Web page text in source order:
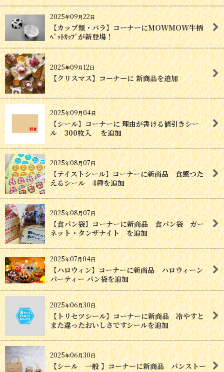
2025年09月22日
【カップ類・バラ】コーナーにMOWMOW牛柄
ﾍﾟｯﾄｶｯﾌﾟが新登場！
2025年09月12日
【クリスマス】コーナーに 新商品を追加
2025年09月04日
【シール】コーナーに 理由が書ける値引きシー
ル 300枚入 を追加
2025年08月07日
【テイストシール】コーナーに新商品 食感つた
えるシール 4種を追加
2025年08月07日
【食パン袋】コーナーに新商品 食パン袋 ガー
ネット・タンザナイト を追加
2025年07月04日
【ハロウィン】コーナーに新商品 ハロウィーン
パーティー パン袋を追加
2025年06月30日
【トリセツシール】コーナーに新商品 冷やすと
また違ったおいしさですシールを追加
2025年06月30日
【シール 一般 】コーナーに新商品 パンストー